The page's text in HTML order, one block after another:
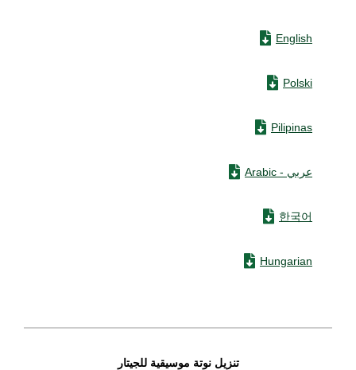
English
Polski
Pilipinas
عربي - Arabic
한국어
Hungarian
تنزيل نوتة موسيقية للجيتار